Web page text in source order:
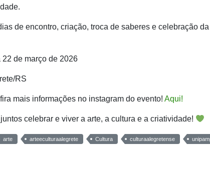
de encontro, criação, troca de saberes e celebração
22 de março de 2026
RS
mais informações no instagram do evento!Aqui!
celebrar e viver a arte, a cultura e a criatividade!
arte arteeculturaalegrete Cultura culturaalegretense